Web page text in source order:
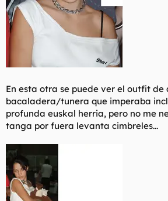
En esta otra se puede ver el outfit de
bacaladera/tunera que imperaba
profunda euskal herria, pero no me
tanga por fuera levanta cimbreles...